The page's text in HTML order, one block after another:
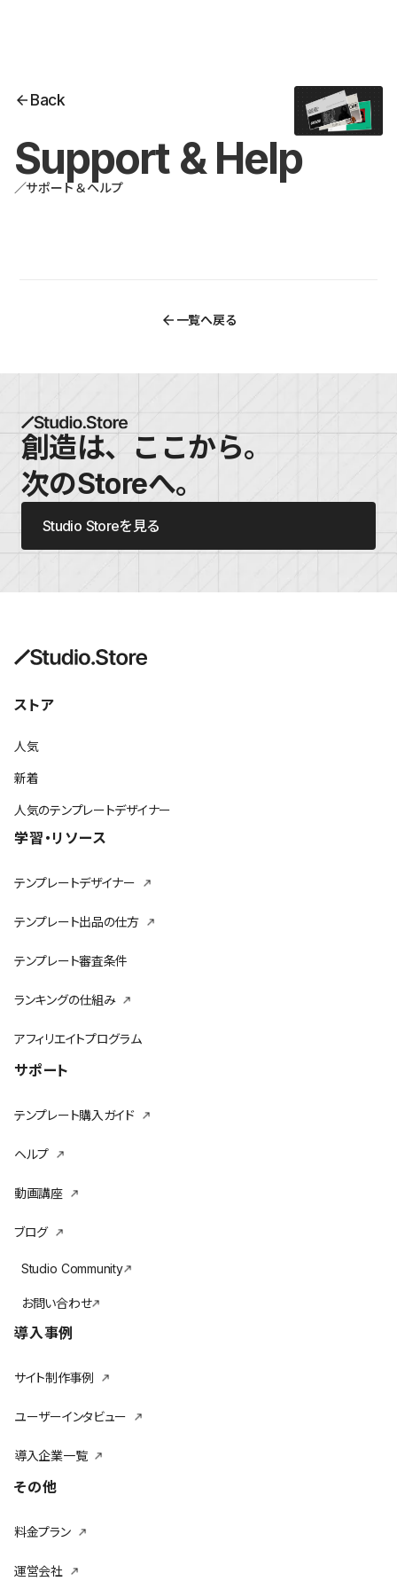
arrow_back Back
Support & Help
／サポート＆ヘルプ
arrow_back 一覧へ戻る
創造は、ここから。
次のStoreへ。
Studio Storeを見る
ストア
人気
新着
人気のテンプレートデザイナー
学習・リソース
テンプレートデザイナー
テンプレート出品の仕方
テンプレート審査条件
ランキングの仕組み
アフィリエイトプログラム
サポート
テンプレート購入ガイド
ヘルプ
動画講座
ブログ
Studio Community
お問い合わせ
導入事例
サイト制作事例
ユーザーインタビュー
導入企業一覧
その他
料金プラン
運営会社